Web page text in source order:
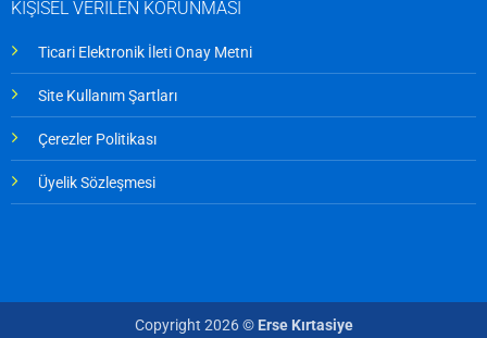
KİŞİSEL VERİLEN KORUNMASI
Ticari Elektronik İleti Onay Metni
Site Kullanım Şartları
Çerezler Politikası
Üyelik Sözleşmesi
Copyright 2026 © Erse Kırtasiye